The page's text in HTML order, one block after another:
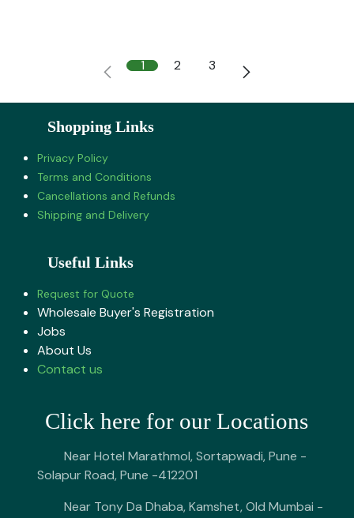
1 2 3
Shopping Links
Privacy Policy
Terms and Conditions
Cancellations and Refunds
Shipping and Delivery
Useful Links
Request for Quote
Wholesale Buyer's Registration
Jobs
About U​s
Contact us
Click here for our Locations
Near Hotel Marathmol, Sortapwadi, Pune -
Solapur Road, Pune -412201
Near Tony Da Dhaba, Kamshet, Old Mumbai -